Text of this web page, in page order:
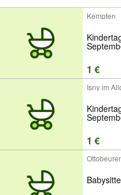
Kempten
1 €
Isny im
1 €